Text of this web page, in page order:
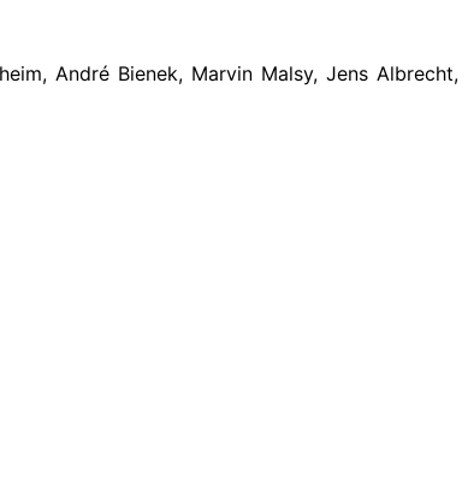
André Bienek, Marvin Malsy, Jens Albrecht,